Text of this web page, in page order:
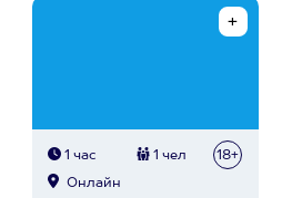
1 час 1 чел 18+
Онлайн